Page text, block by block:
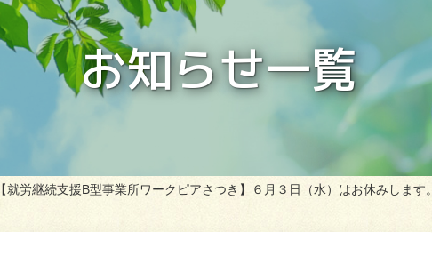
お知らせ一覧
【就労継続支援B型事業所ワークピアさつき】６月３日（水）はお休みします。